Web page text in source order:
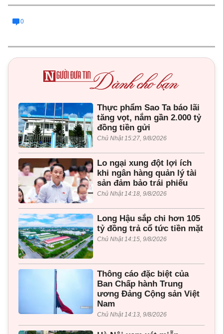
0
Thực phẩm Sao Ta báo lãi
tăng vọt, nắm gần 2.000 tỷ
đồng tiền gửi
Chủ Nhật 15:27, 9/8/2026
Lo ngại xung đột lợi ích
khi ngân hàng quản lý tài
sản đảm bảo trái phiếu
Chủ Nhật 14:18, 9/8/2026
Long Hậu sắp chi hơn 105
tỷ đồng trả cổ tức tiền mặt
Chủ Nhật 14:15, 9/8/2026
Thông cáo đặc biệt của
Ban Chấp hành Trung
ương Đảng Cộng sản Việt
Nam
Chủ Nhật 14:13, 9/8/2026